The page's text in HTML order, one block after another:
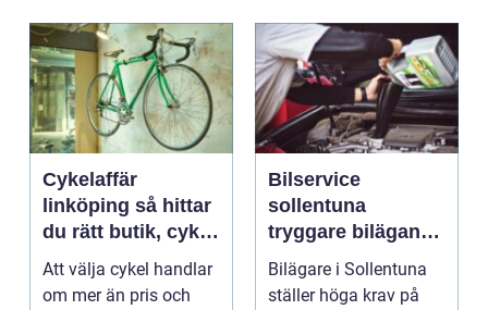
Cykelaffär
linköping så hittar
du rätt butik, cykel
och service
Att välja cykel handlar
om mer än pris och
Bilservice
sollentuna
tryggare bilägande
året runt
Bilägare i Sollentuna
ställer höga krav på